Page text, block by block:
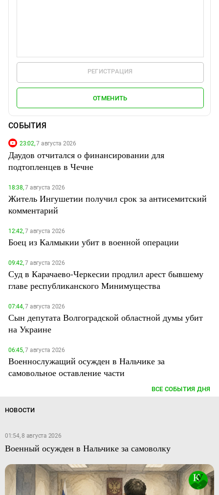
РЕГИСТРАЦИЯ
ОТМЕНИТЬ
СОБЫТИЯ
23:02,7 августа 2026
Даудов отчитался о финансировании для
подтопленцев в Чечне
18:38,7 августа 2026
Житель Ингушетии получил срок за антисемитский
комментарий
12:42,7 августа 2026
Боец из Калмыкии убит в военной операции
09:42,7 августа 2026
Суд в Карачаево-Черкесии продлил арест бывшему
главе республиканского Минимущества
07:44,7 августа 2026
Сын депутата Волгоградской областной думы убит
на Украине
06:45,7 августа 2026
Военнослужащий осужден в Нальчике за
самовольное оставление части
ВСЕ СОБЫТИЯ ДНЯ
НОВОСТИ
01:54, 8 августа 2026
Военный осужден в Нальчике за самоволку